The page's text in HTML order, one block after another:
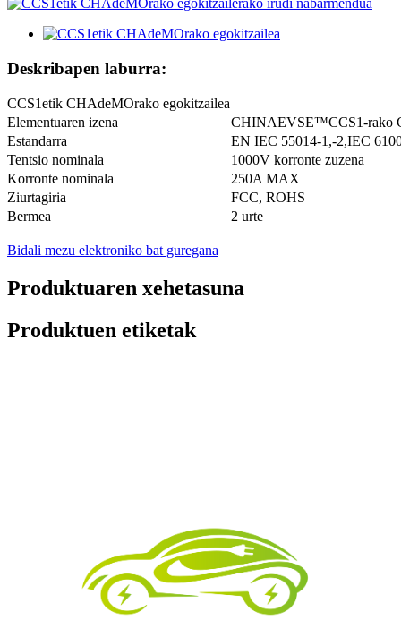
Deskribapen laburra:
CCS1etik CHAdeMOrako egokitzailea
Elementuaren izena
CHINAEVSE™️CCS1-rako
Estandarra
EN IEC 55014-1,-2,IEC
Tentsio nominala
1000V korronte zuzena
Korronte nominala
250A MAX
Ziurtagiria
FCC, ROHS
Bermea
2 urte
Bidali mezu elektroniko bat guregana
Produktuaren xehetasuna
Produktuen etiketak